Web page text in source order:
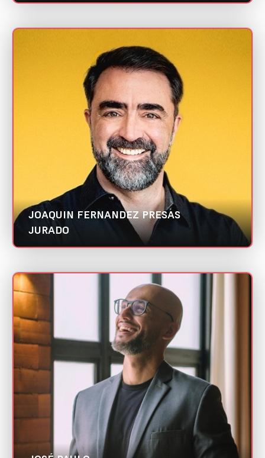
JOAQUIN FERNANDEZ PRESAS
JURADO
JOAQUIN FERNANDEZ PRESAS
Ponto Design | Abradi PR
Designer UX/UI
Diretor de arte
Gestor de Projetos
JOSÉ PAULO
MKT Real | Abradi RN
Categoria:
Social Media